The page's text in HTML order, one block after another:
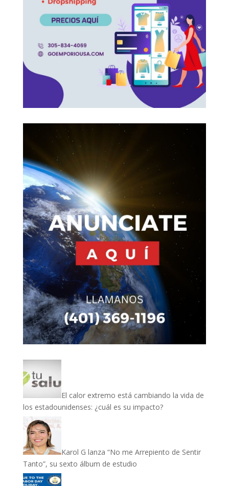
El calor extremo está cambiando la vida de
los estadounidenses: ¿cuál es su impacto?
Karol G lanza “No me Arrepiento de Sentir
Tanto”, su sexto álbum de estudio